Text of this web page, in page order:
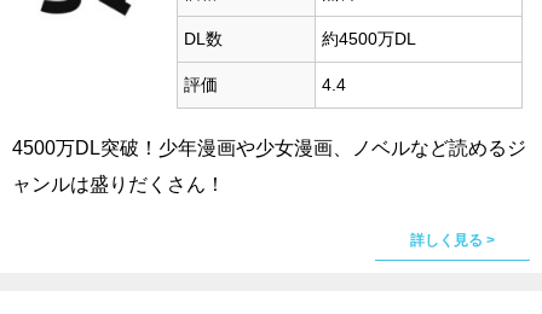
DL数 約4500万DL
評価 4.4
4500万DL突破！少年漫画や少女漫画、ノベルなど読めるジ
ャンルは盛りだくさん！
詳しく見る >